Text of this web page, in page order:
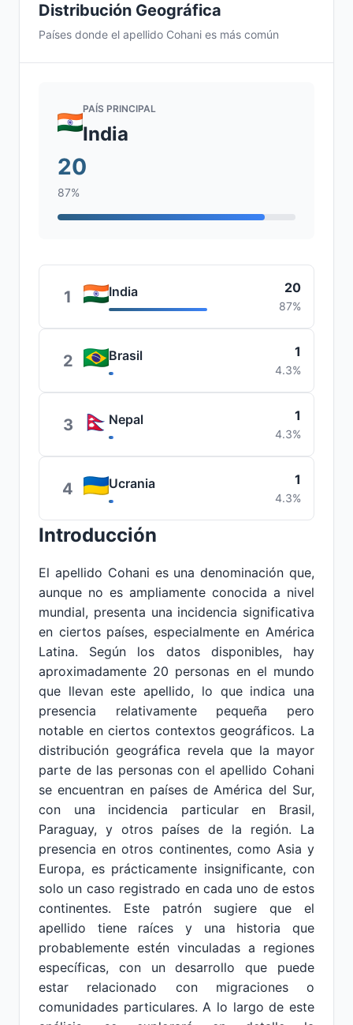
Distribución Geográfica
Países donde el apellido Cohani es más común
PAÍS PRINCIPAL
India
20
87%
1 India 20
87%
2 Brasil 1
4.3%
3 Nepal 1
4.3%
4 Ucrania 1
4.3%
Introducción
El apellido Cohani es una denominación que,
aunque no es ampliamente conocida a nivel
mundial, presenta una incidencia significativa
en ciertos países, especialmente en América
Latina. Según los datos disponibles, hay
aproximadamente 20 personas en el mundo
que llevan este apellido, lo que indica una
presencia relativamente pequeña pero
notable en ciertos contextos geográficos. La
distribución geográfica revela que la mayor
parte de las personas con el apellido Cohani
se encuentran en países de América del Sur,
con una incidencia particular en Brasil,
Paraguay, y otros países de la región. La
presencia en otros continentes, como Asia y
Europa, es prácticamente insignificante, con
solo un caso registrado en cada uno de estos
continentes. Este patrón sugiere que el
apellido tiene raíces y una historia que
probablemente estén vinculadas a regiones
específicas, con un desarrollo que puede
estar relacionado con migraciones o
comunidades particulares. A lo largo de este